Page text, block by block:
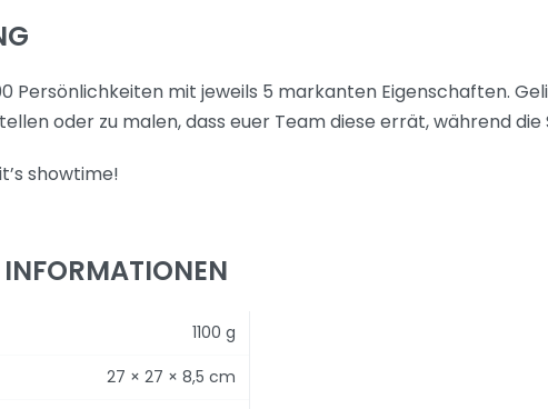
Persönlichkeiten mit jeweils 5 markanten Eigenschaften.
oder zu malen, dass euer Team diese errät, während die
showtime!
1100 g
27 × 27 × 8,5 cm